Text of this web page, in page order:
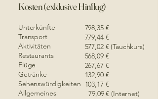
​ 798,35 €
779,44 €
577,02 € (Tauchkurs)
568,09 €
267,67 €
132,90 €
103,17 €
79,09 € (Internet)
Kosten (exklusive Hinflug)
Unterkünfte
Transport
Aktivitäten
Restaurants
Flüge
Getränke
Sehenswürdigkeiten
Allgemeines